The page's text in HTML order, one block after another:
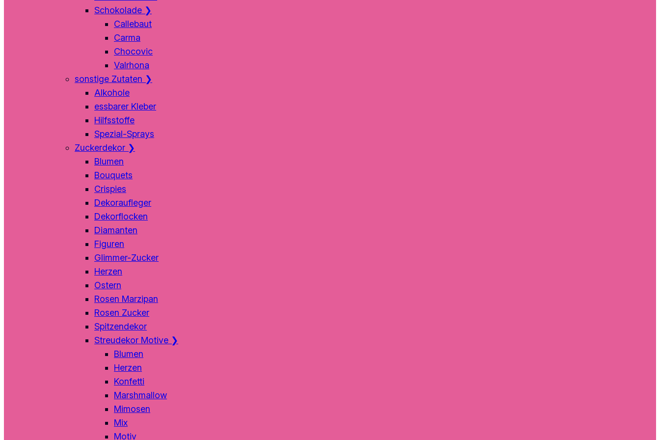
Schokolade ❯
Callebaut
Carma
Chocovic
Valrhona
sonstige Zutaten ❯
Alkohole
essbarer Kleber
Hilfsstoffe
Spezial-Sprays
Zuckerdekor ❯
Blumen
Bouquets
Crispies
Dekoraufleger
Dekorflocken
Diamanten
Figuren
Glimmer-Zucker
Herzen
Ostern
Rosen Marzipan
Rosen Zucker
Spitzendekor
Streudekor Motive ❯
Blumen
Herzen
Konfetti
Marshmallow
Mimosen
Mix
Motiv